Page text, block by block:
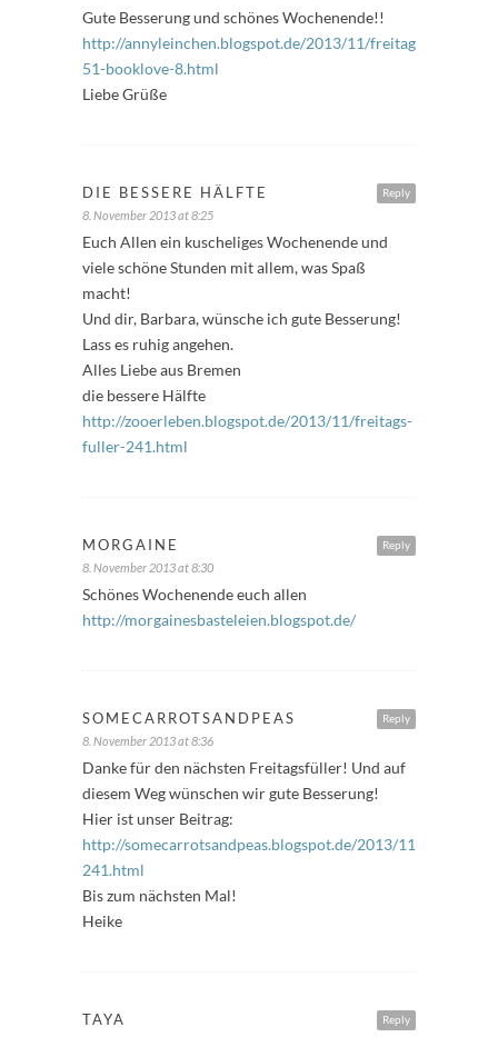
Gute Besserung und schönes Wochenende!!
http://annyleinchen.blogspot.de/2013/11/freitagsfuller-
51-booklove-8.html
Liebe Grüße
Reply
DIE BESSERE HÄLFTE
8. November 2013 at 8:25
Euch Allen ein kuscheliges Wochenende und
viele schöne Stunden mit allem, was Spaß
macht!
Und dir, Barbara, wünsche ich gute Besserung!
Lass es ruhig angehen.
Alles Liebe aus Bremen
die bessere Hälfte
http://zooerleben.blogspot.de/2013/11/freitags-
fuller-241.html
Reply
MORGAINE
8. November 2013 at 8:30
Schönes Wochenende euch allen
http://morgainesbasteleien.blogspot.de/
Reply
SOMECARROTSANDPEAS
8. November 2013 at 8:36
Danke für den nächsten Freitagsfüller! Und auf
diesem Weg wünschen wir gute Besserung!
Hier ist unser Beitrag:
http://somecarrotsandpeas.blogspot.de/2013/11/
241.html
Bis zum nächsten Mal!
Heike
Reply
TAYA